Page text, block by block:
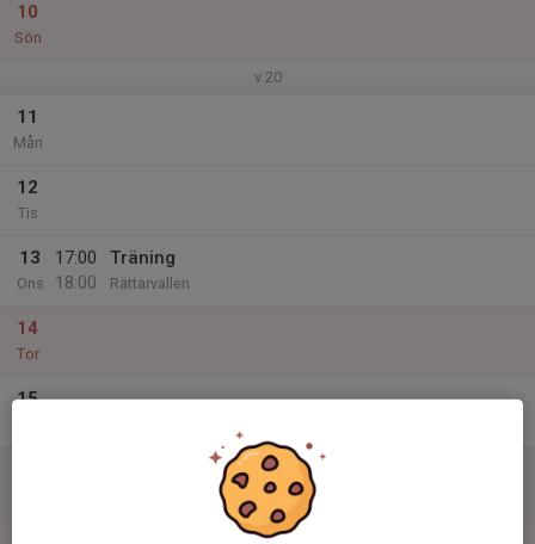
10
Sön
v.20
11
Mån
12
Tis
13
Ons
17:00
18:00
Träning
Rättarvallen
14
Tor
15